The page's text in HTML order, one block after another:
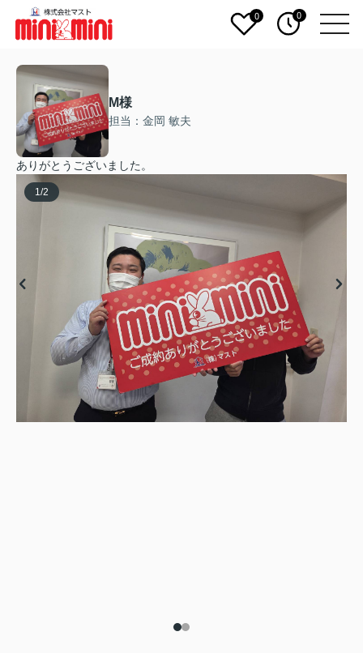
0 0
M様
担当：金岡 敏夫
ありがとうございました。
1 /2